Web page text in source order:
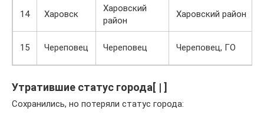
14 Харовск
Харовский
район
Харовский район
15 Череповец Череповец Череповец, ГО
Утратившие статус города[ | ]
Сохранились, но потеряли статус города: